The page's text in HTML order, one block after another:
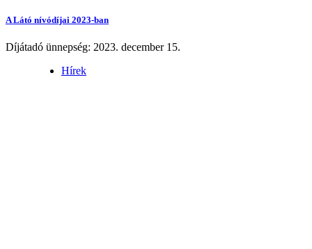
A Látó nívódíjai 2023-ban
Díjátadó ünnepség: 2023. december 15.
Hírek